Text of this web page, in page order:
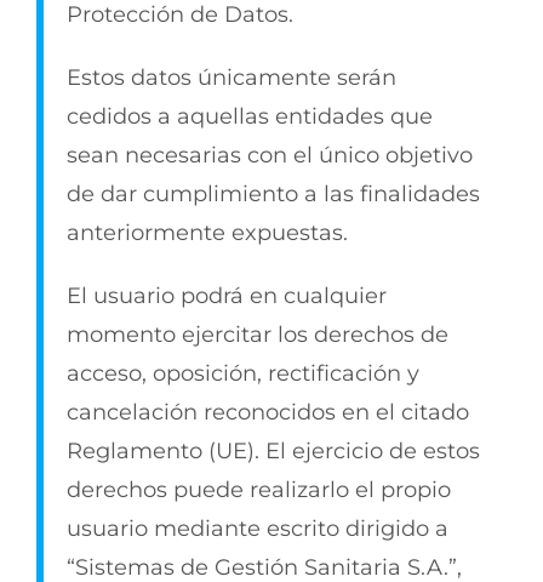
Protección de Datos.
Estos datos únicamente serán
cedidos a aquellas entidades que
sean necesarias con el único objetivo
de dar cumplimiento a las finalidades
anteriormente expuestas.
El usuario podrá en cualquier
momento ejercitar los derechos de
acceso, oposición, rectificación y
cancelación reconocidos en el citado
Reglamento (UE). El ejercicio de estos
derechos puede realizarlo el propio
usuario mediante escrito dirigido a
“Sistemas de Gestión Sanitaria S.A.”,